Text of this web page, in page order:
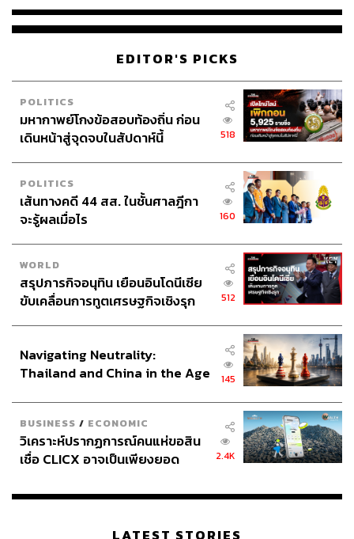
EDITOR'S PICKS
POLITICS
มหากาพย์โกงข้อสอบท้องถิ่น ก่อน
เดินหน้าสู่จุดจบในสัปดาห์นี้
518
POLITICS
เส้นทางคดี 44 สส. ในชั้นศาลฎีกา
จะรู้ผลเมื่อไร
160
WORLD
สรุปภารกิจอนุทิน เยือนอินโดนีเซีย
ขับเคลื่อนการทูตเศรษฐกิจเชิงรุก
512
Navigating Neutrality:
Thailand and China in the Age
145
BUSINESS / ECONOMIC
วิเคราะห์ปรากฏการณ์คนแห่ขอสิน
เชื่อ CLICX อาจเป็นเพียงยอด
เรือนไทยที่ถูกซุกไว้
2.4K